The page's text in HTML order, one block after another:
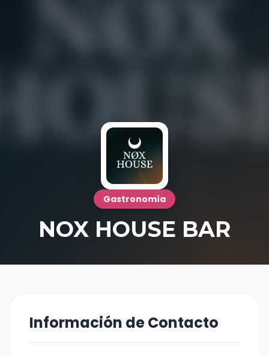
Gastronomía
NOX HOUSE BAR
Información de Contacto